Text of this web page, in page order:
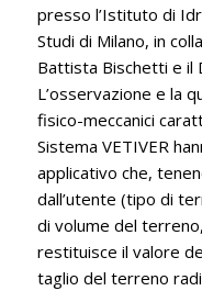
presso l’Istituto di
Studi di Milano, in
Battista Bischetti e il
L’osservazione e la
fisico-meccanici
Sistema VETIVER
applicativo che,
dall’utente (tipo di
di volume del
restituisce il valore
taglio del terreno